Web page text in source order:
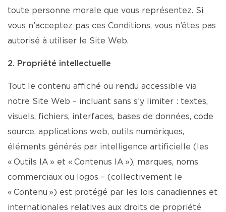
toute personne morale que vous représentez. Si
vous n’acceptez pas ces Conditions, vous n’êtes pas
autorisé à utiliser le Site Web.
2. Propriété intellectuelle
Tout le contenu affiché ou rendu accessible via
notre Site Web – incluant sans s’y limiter : textes,
visuels, fichiers, interfaces, bases de données, code
source, applications web, outils numériques,
éléments générés par intelligence artificielle (les
« Outils IA » et « Contenus IA »), marques, noms
commerciaux ou logos – (collectivement le
« Contenu ») est protégé par les lois canadiennes et
internationales relatives aux droits de propriété